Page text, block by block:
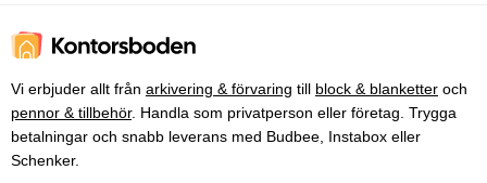
Vi erbjuder allt från arkivering & förvaring till block & blanketter och
pennor & tillbehör. Handla som privatperson eller företag. Trygga
betalningar och snabb leverans med Budbee, Instabox eller
Schenker.